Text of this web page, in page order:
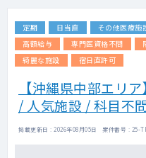
定期 日当直 その他医療施
高額給与
専門医資格不問
綺麗な施設
宿日直許可
【沖縄県中部エリ
/ 人気施設 / 科目不
掲載更新日 : 2026年08月05日 案件番号 : 25-